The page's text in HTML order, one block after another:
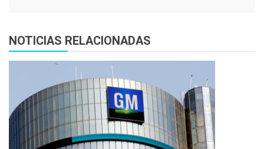
NOTICIAS RELACIONADAS